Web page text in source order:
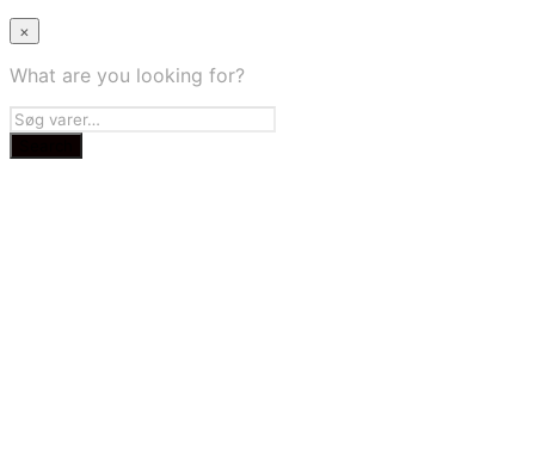
×
What are you looking for?